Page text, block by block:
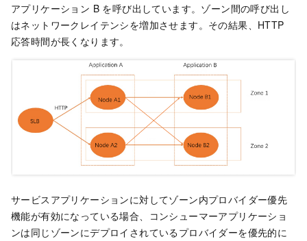
アプリケーション B を呼び出しています。ゾーン間の呼び出し
はネットワークレイテンシを増加させます。その結果、HTTP
応答時間が長くなります。
サービスアプリケーションに対してゾーン内プロバイダー優先
機能が有効になっている場合、コンシューマーアプリケーショ
ンは同じゾーンにデプロイされているプロバイダーを優先的に